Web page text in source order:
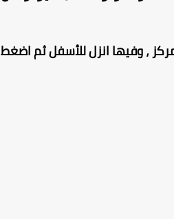
، وفيها انزل للأسفل ثم اضغط